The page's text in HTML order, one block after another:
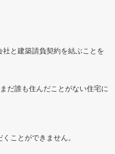
と建築請負契約を結ぶことを
だ誰も住んだことがない住宅に
ことができません。